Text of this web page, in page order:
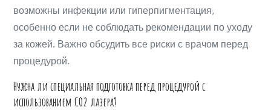
возможны инфекции или гиперпигментация,
особенно если не соблюдать рекомендации по уходу
за кожей. Важно обсудить все риски с врачом перед
процедурой.
Нужна ли специальная подготовка перед процедурой с
использованием CO2 лазера?